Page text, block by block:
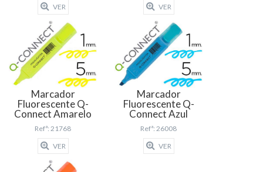
VER VER
Marcador
Fluorescente Q-
Connect Amarelo
Refª: 21768
VER
Marcador
Fluorescente Q-
Connect Azul
Refª: 26008
VER